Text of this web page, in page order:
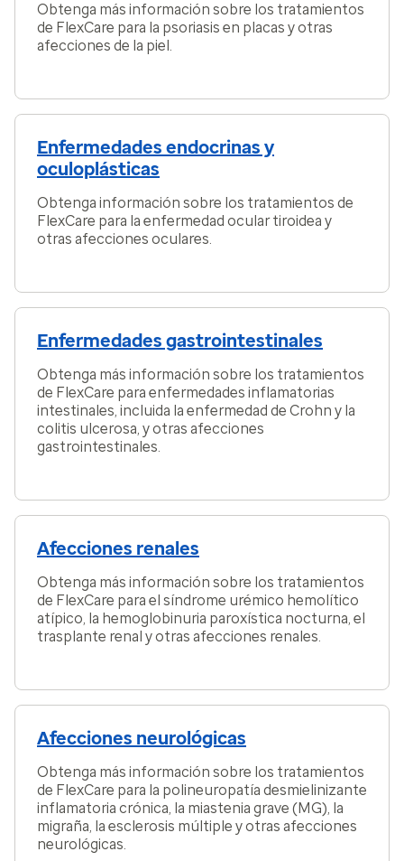
Obtenga más información sobre los tratamientos
de FlexCare para la psoriasis en placas y otras
afecciones de la piel.
Enfermedades endocrinas y
oculoplásticas
Obtenga información sobre los tratamientos de
FlexCare para la enfermedad ocular tiroidea y
otras afecciones oculares.
Enfermedades gastrointestinales
Obtenga más información sobre los tratamientos
de FlexCare para enfermedades inflamatorias
intestinales, incluida la enfermedad de Crohn y la
colitis ulcerosa, y otras afecciones
gastrointestinales.
Afecciones renales
Obtenga más información sobre los tratamientos
de FlexCare para el síndrome urémico hemolítico
atípico, la hemoglobinuria paroxística nocturna, el
trasplante renal y otras afecciones renales.
Afecciones neurológicas
Obtenga más información sobre los tratamientos
de FlexCare para la polineuropatía desmielinizante
inflamatoria crónica, la miastenia grave (MG), la
migraña, la esclerosis múltiple y otras afecciones
neurológicas.